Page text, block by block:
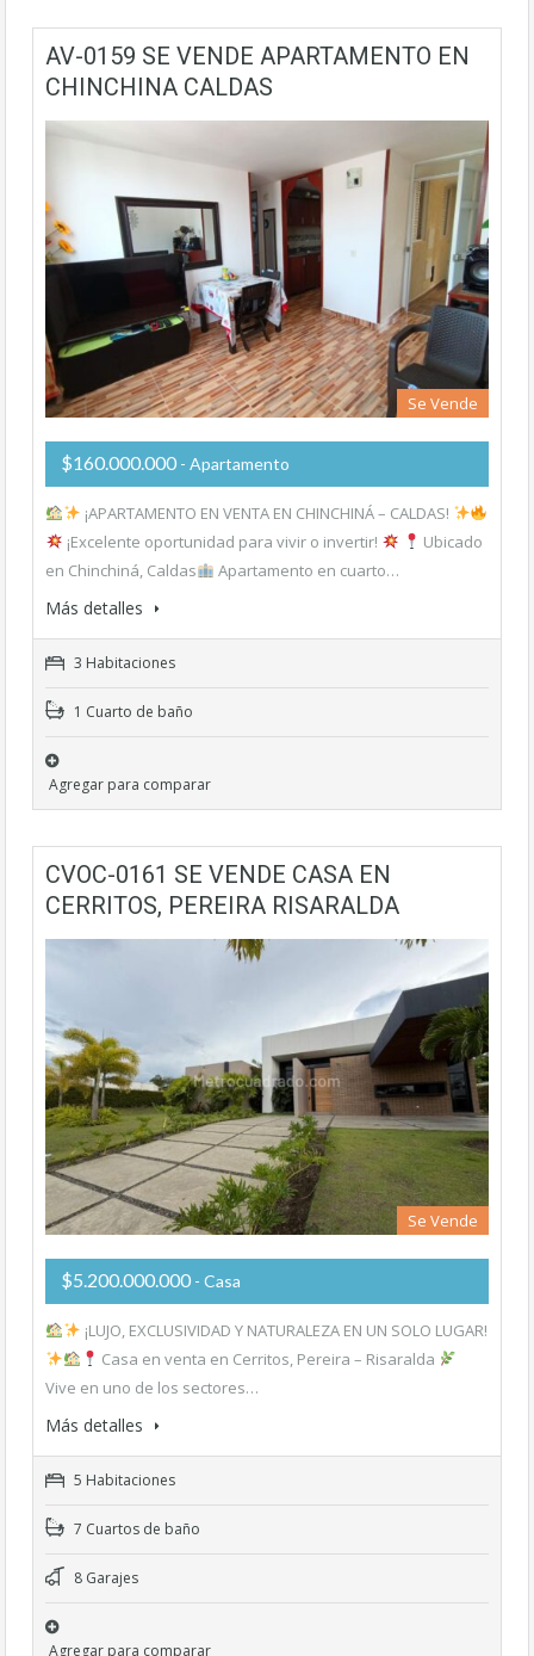
AV-0159 SE VENDE APARTAMENTO EN
CHINCHINA CALDAS
Se Vende
$160.000.000 - Apartamento
¡APARTAMENTO EN VENTA EN CHINCHINÁ – CALDAS!
¡Excelente oportunidad para vivir o invertir!
Ubicado
en Chinchiná, Caldas
Apartamento en cuarto…
Más detalles
3 Habitaciones
1 Cuarto de baño
Agregar para comparar
CVOC-0161 SE VENDE CASA EN
CERRITOS, PEREIRA RISARALDA
Se Vende
$5.200.000.000 - Casa
¡LUJO, EXCLUSIVIDAD Y NATURALEZA EN UN SOLO LUGAR!
Casa en venta en Cerritos, Pereira – Risaralda
Vive en uno de los sectores…
Más detalles
5 Habitaciones
7 Cuartos de baño
8 Garajes
Agregar para comparar